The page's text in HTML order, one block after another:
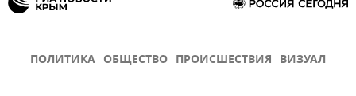
ПОЛИТИКА ОБЩЕСТВО ПРОИСШЕСТВИЯ ВИЗУАЛ